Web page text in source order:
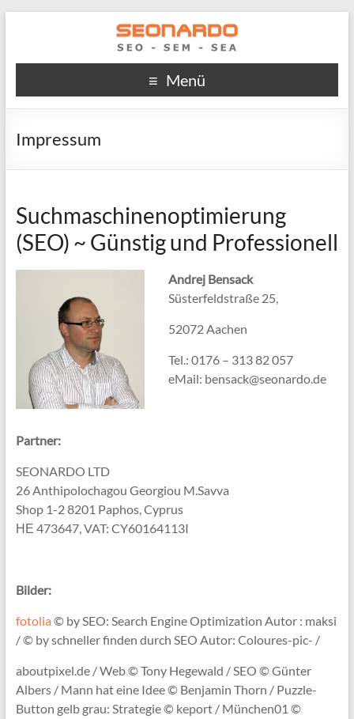
Menü
Impressum
Suchmaschinenoptimierung
(SEO) ~ Günstig und Professionell
Andrej Bensack
Süsterfeldstraße 25,
52072 Aachen
Tel.: 0176 – 313 82 057
eMail: bensack@seonardo.de
Partner:
SEONARDO LTD
26 Anthipolochagou Georgiou M.Savva
Shop 1-2 8201 Paphos, Cyprus
ΗΕ 473647, VAT: CY60164113I
Bilder:
fotolia © by SEO: Search Engine Optimization Autor : maksi
/ © by schneller finden durch SEO Autor: Coloures-pic- /
aboutpixel.de / Web © Tony Hegewald / SEO © Günter
Albers / Mann hat eine Idee © Benjamin Thorn / Puzzle-
Button gelb grau: Strategie © keport / München01 ©